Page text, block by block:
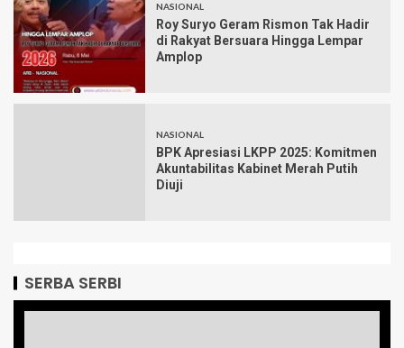
NASIONAL
Roy Suryo Geram Rismon Tak Hadir
di Rakyat Bersuara Hingga Lempar
Amplop
NASIONAL
BPK Apresiasi LKPP 2025: Komitmen
Akuntabilitas Kabinet Merah Putih
Diuji
SERBA SERBI